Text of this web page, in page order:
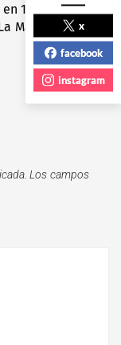
100 mil
Mayiza» y
Los campos
x
facebook
instagram